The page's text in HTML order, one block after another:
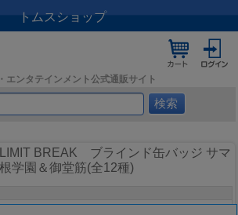
トムスショップ
エンタテインメント公式通販サイト
BREAK ブラインド缶バッジ サマ
学園＆御堂筋(全12種)